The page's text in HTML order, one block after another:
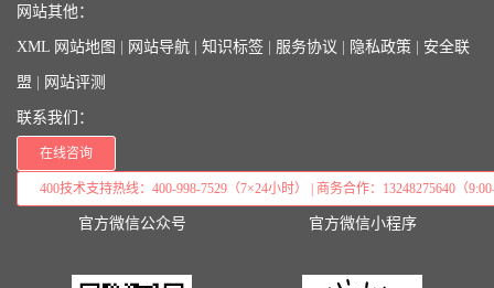
网站其他：
XML 网站地图 网站导航 知识标签 服务协议 隐私政策 安全联
盟 网站评测
联系我们：
在线咨询
400技术支持热线：400-998-7529（7×24小时） | 商务合作：13248275640（
官方微信公众号 官方微信小程序